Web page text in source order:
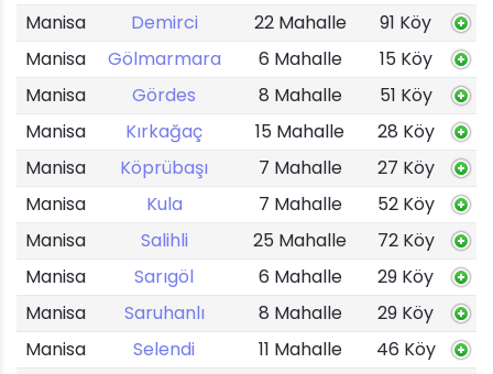
Manisa
Demirci 22 Mahalle
91 Köy
Manisa
Gölmarmara 6 Mahalle
15 Köy
Manisa
Gördes 8 Mahalle
51 Köy
Manisa
Kırkağaç 15 Mahalle
28 Köy
Manisa
Köprübaşı 7 Mahalle
27 Köy
Manisa
Kula 7 Mahalle
52 Köy
Manisa
Salihli 25 Mahalle
72 Köy
Manisa
Sarıgöl 6 Mahalle
29 Köy
Manisa
Saruhanlı 8 Mahalle
29 Köy
Manisa
Selendi 11 Mahalle
46 Köy